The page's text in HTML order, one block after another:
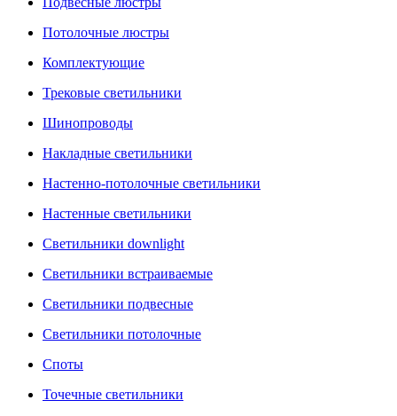
Потолочные люстры
Комплектующие
Трековые светильники
Шинопроводы
Накладные светильники
Настенно-потолочные светильники
Настенные светильники
Светильники downlight
Светильники встраиваемые
Светильники подвесные
Светильники потолочные
Споты
Точечные светильники